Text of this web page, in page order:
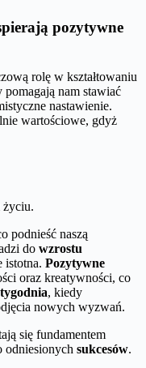
pozytywne
rolę w kształtowaniu
nam stawiać
nastawienie.
wartościowe, gdyż
życiu.
podnieść naszą
do wzrostu
istotna. Pozytywne
oraz kreatywności, co
, kiedy
nowych wyzwań.
się fundamentem
odniesionych sukcesów.